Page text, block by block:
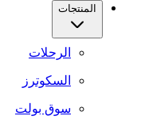
المنتجات
الرحلات
السكوترز
سوق بولت